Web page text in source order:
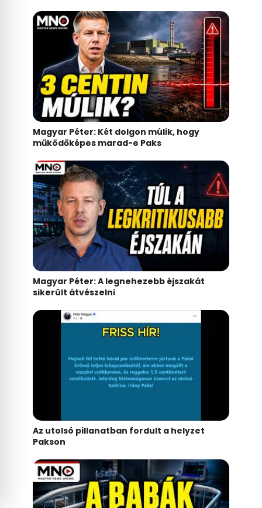
Magyar Péter: Két dolgon múlik, hogy
működőképes marad-e Paks
Magyar Péter: A legnehezebb éjszakát
sikerült átvészelni
Az utolsó pillanatban fordult a helyzet
Pakson